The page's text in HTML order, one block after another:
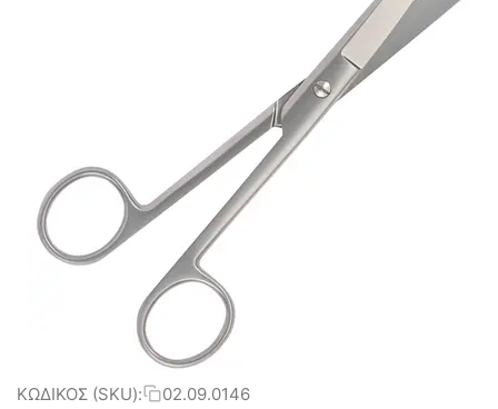
ΚΩΔΙΚΟΣ (SKU): 02.09.0146